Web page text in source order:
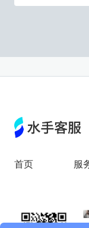
首页 服